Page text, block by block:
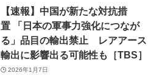
【速報】中国が新たな対抗措
置 「日本の軍事力強化につなが
る」品目の輸出禁止 レアアース
輸出に影響出る可能性も［TBS］
2026年1月7日